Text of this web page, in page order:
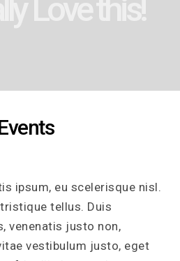
ipsum, eu scelerisque nisl.
tellus. Duis
venenatis justo non,
vestibulum justo, eget